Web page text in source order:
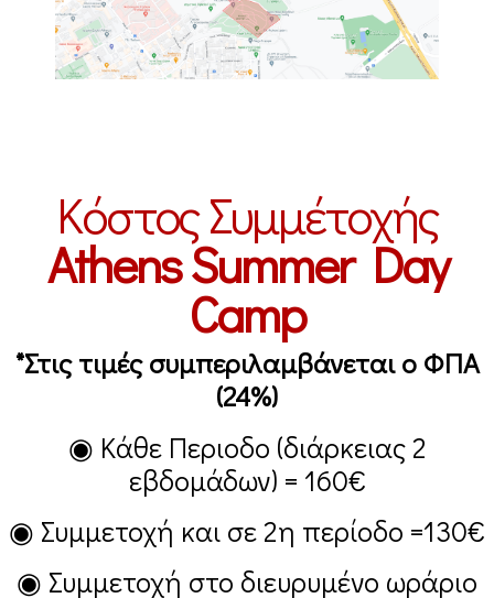
Κόστος Συμμέτοχής
Athens Summer Day
Camp
*Στις τιμές συμπεριλαμβάνεται ο ΦΠΑ
(24%)
◉ Κάθε Περιοδο (διάρκειας 2
εβδομάδων) = 160€
◉ Συμμετοχή και σε 2η περίοδο =130€
◉ Συμμετοχή στο διευρυμένο ωράριο